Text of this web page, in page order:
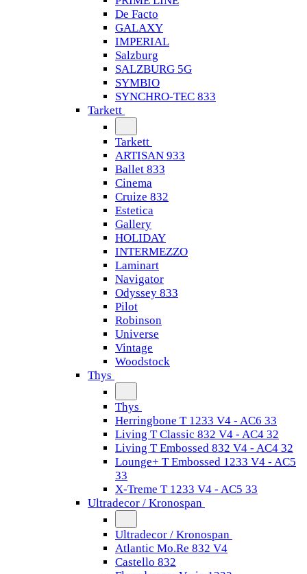
De Facto
GALAXY
IMPERIAL
Salzburg
SALZBURG 5G
SYMBIO
SYNCHRO-TEC 833
Tarkett
Tarkett
ARTISAN 933
Ballet 833
Cinema
Cruize 832
Estetica
Gallery
HOLIDAY
INTERMEZZO
Laminart
Navigator
Odyssey 833
Pilot
Robinson
Universe
Vintage
Woodstock
Thys
Thys
Herringbone T 1233 V4 - AC6 33
Living T Classic 832 V4 - AC4 32
Living T Embossed 832 V4 - AC4 32
Lounge+ T Embossed 1233 V4 - AC5
33
X-Treme T 1233 V4 - AC5 33
Ultradecor / Kronospan
Ultradecor / Kronospan
Atlantic Mo.Re 832 V4
Castello 832